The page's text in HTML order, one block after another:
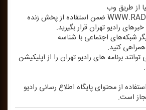
از طریق وب
سایتWWW.RADIOTEHRAN.IR ضمن استفاده از پخش زنده
رادیو تهران قرار بگیرید.
شبكه‌های اجتماعی با شناسه
برنامه های رادیو تهران را از اپلیكیشن
از محتوای پایگاه اطلاع رسانی رادیو
است.